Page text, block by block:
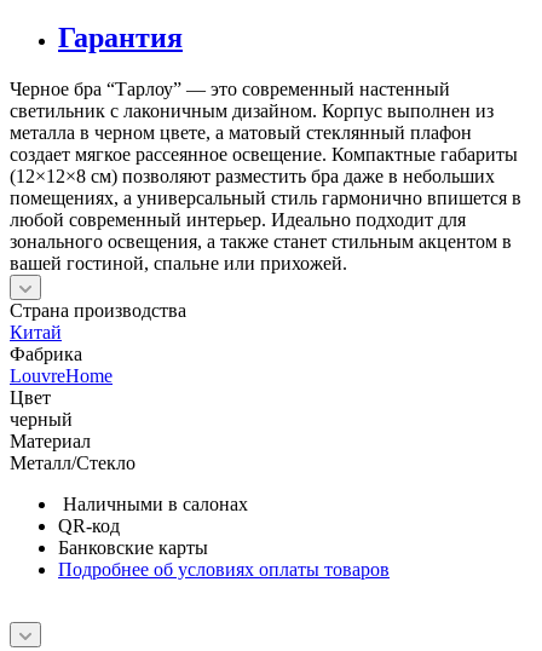
Гарантия
Черное бра “Тарлоу” — это современный настенный
светильник с лаконичным дизайном. Корпус выполнен из
металла в черном цвете, а матовый стеклянный плафон
создает мягкое рассеянное освещение. Компактные габариты
(12×12×8 см) позволяют разместить бра даже в небольших
помещениях, а универсальный стиль гармонично впишется в
любой современный интерьер. Идеально подходит для
зонального освещения, а также станет стильным акцентом в
вашей гостиной, спальне или прихожей.
Страна производства
Китай
Фабрика
LouvreHome
Цвет
черный
Материал
Металл/Стекло
Наличными в салонах
QR-код
Банковские карты
Подробнее об условиях оплаты товаров